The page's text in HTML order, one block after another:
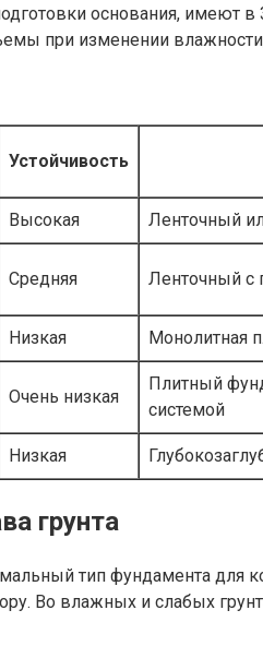
основания, имеют
при изменении
Устойчивость
Высокая Ленточный
Средняя Ленточный с
Низкая Монолитная
Очень низкая
Плитный
системой
Низкая
грунта
тип фундамента для
Во влажных и слабых